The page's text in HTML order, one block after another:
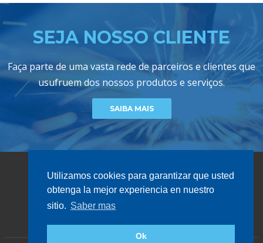
Utilizamos cookies para garantizar que usted
obtenga la mejor experiencia en nuestro
sitio. Saber mas
Ok
SEJA NOSSO CLIENTE
Faça parte de uma vasta rede de parceiros e clientes que
usufruem dos nossos produtos e serviços.
SAIBA MAIS
GRUPO ACAIL